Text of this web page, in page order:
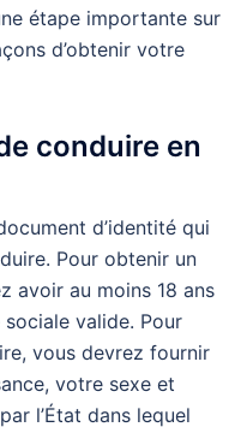
étape importante sur
d’obtenir votre
conduire en
d’identité qui
Pour obtenir un
avoir au moins 18 ans
valide. Pour
vous devrez fournir
votre sexe et
l’État dans lequel